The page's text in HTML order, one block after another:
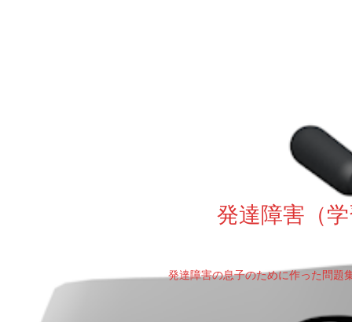
発達障害（
発達障害の息子のために作った問題